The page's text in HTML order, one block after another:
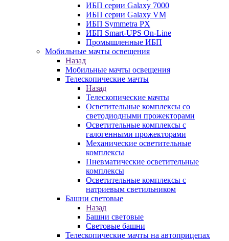
ИБП серии Galaxy 7000
ИБП серии Galaxy VM
ИБП Symmetra PX
ИБП Smart-UPS On-Line
Промышленные ИБП
Мобильные мачты освещения
Назад
Мобильные мачты освещения
Телескопические мачты
Назад
Телескопические мачты
Осветительные комплексы со
светодиодными прожекторами
Осветительные комплексы с
галогенными прожекторами
Механические осветительные
комплексы
Пневматические осветительные
комплексы
Осветительные комплексы с
натриевым светильником
Башни световые
Назад
Башни световые
Световые башни
Телескопические мачты на автоприцепах